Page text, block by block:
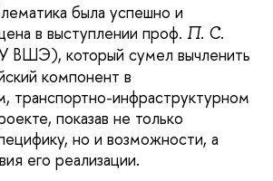
была успешно и
в выступлении проф. П. С.
который сумел вычленить
компонент в
транспортно-инфраструктурном
показав не только
но и возможности, а
его реализации.